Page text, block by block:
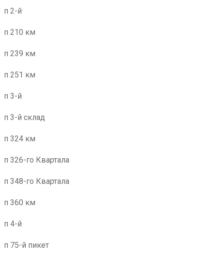
п 2-й
п 210 км
п 239 км
п 251 км
п 3-й
п 3-й склад
п 324 км
п 326-го Квартала
п 348-го Квартала
п 360 км
п 4-й
п 75-й пикет